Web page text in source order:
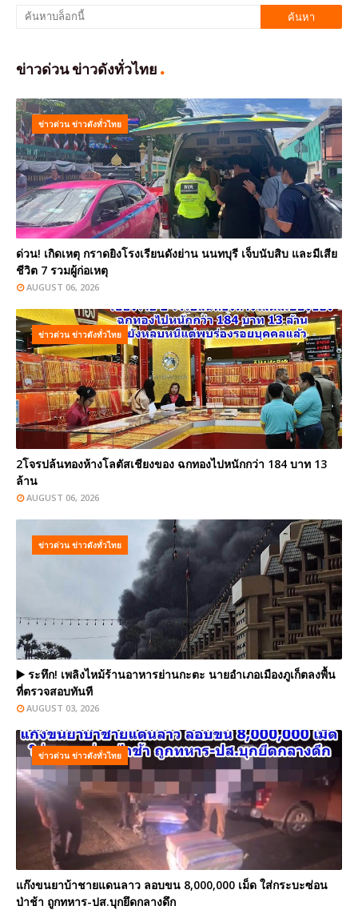
ข่าวด่วน ข่าวดังทั่วไทย
ข่าวด่วน ข่าวดังทั่วไทย
ด่วน! เกิดเหตุ กราดยิงโรงเรียนดังย่าน นนทบุรี เจ็บนับสิบ และมีเสีย
ชีวิต 7 รวมผู้ก่อเหตุ
AUGUST 06, 2026
ข่าวด่วน ข่าวดังทั่วไทย
2โจรปล้นทองห้างโลตัสเชียงของ ฉกทองไปหนักกว่า 184 บาท 13
ล้าน
AUGUST 06, 2026
ข่าวด่วน ข่าวดังทั่วไทย
▶️ ระทึก! เพลิงไหม้ร้านอาหารย่านกะตะ นายอำเภอเมืองภูเก็ตลงพื้น
ที่ตรวจสอบทันที
AUGUST 03, 2026
ข่าวด่วน ข่าวดังทั่วไทย
แก๊งขนยาบ้าชายแดนลาว ลอบขน 8,000,000 เม็ด ใส่กระบะซ่อน
ป่าช้า ถูกทหาร-ปส.บุกยึดกลางดึก